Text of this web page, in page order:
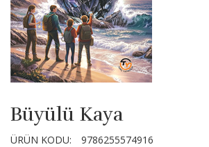
Büyülü Kaya
ÜRÜN KODU:
9786255574916